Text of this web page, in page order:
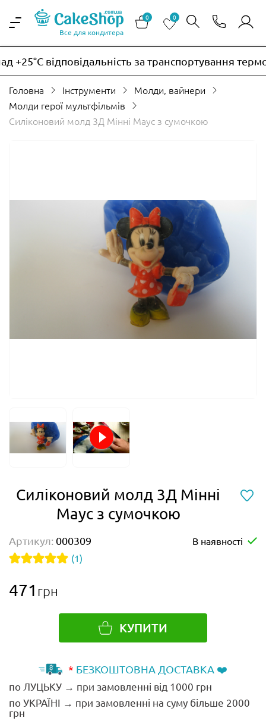
Все для кондитера
0 0
відповідальність за транспортування
Головна Інструменти
Молди, вайнери
Молди герої мультфільмів
Силіконовий молд 3Д Мінні Маус з сумочкою
Силіконовий молд 3Д Мінні
Маус з сумочкою
Артикул: 000309
В наявності
(1)
471 грн
КУПИТИ
* БЕЗКОШТОВНА ДОСТАВКА ❤️
по ЛУЦЬКУ → при замовленні від 1000 грн
по УКРАЇНІ → при замовленні на суму більше 2000
грн